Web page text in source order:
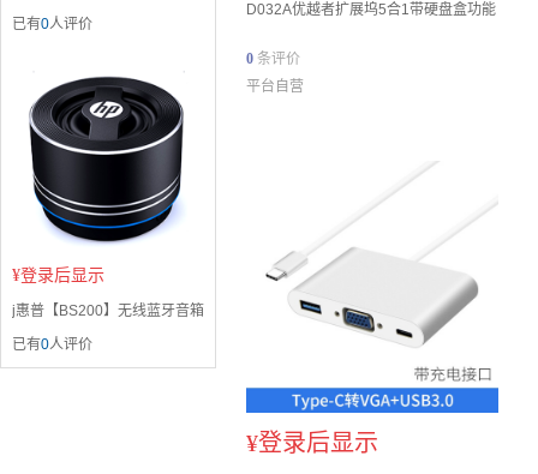
已有0人评价
¥登录后显示
j惠普【BS200】无线蓝牙音箱
已有0人评价
D032A优越者扩展坞5合1带硬盘盒功能
0 条评价
平台自营
¥登录后显示